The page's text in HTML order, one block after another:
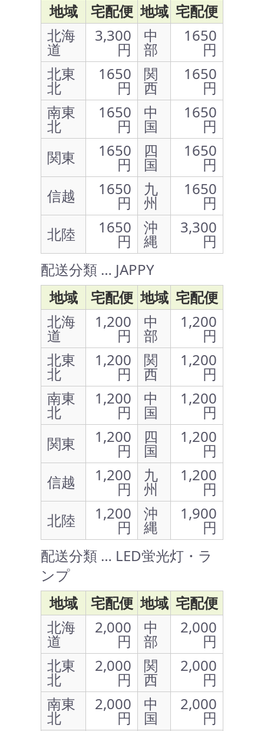
地域
宅配便 地域 宅配便
北海
道
3,300
円
中
部
1650
円
北東
北
1650
円
関
西
1650
円
南東
北
1650
円
中
国
1650
円
関東
1650
円
四
国
1650
円
信越
1650
円
九
州
1650
円
北陸
1650
円
沖
縄
3,300
円
配送分類 … JAPPY
地域
宅配便 地域 宅配便
北海
道
1,200
円
中
部
1,200
円
北東
北
1,200
円
関
西
1,200
円
南東
北
1,200
円
中
国
1,200
円
関東
1,200
円
四
国
1,200
円
信越
1,200
円
九
州
1,200
円
北陸
1,200
円
沖
縄
1,900
円
配送分類 … LED蛍光灯・ラ
ンプ
地域
宅配便 地域 宅配便
北海
道
2,000
円
中
部
2,000
円
北東
北
2,000
円
関
西
2,000
円
南東
北
2,000
円
中
国
2,000
円